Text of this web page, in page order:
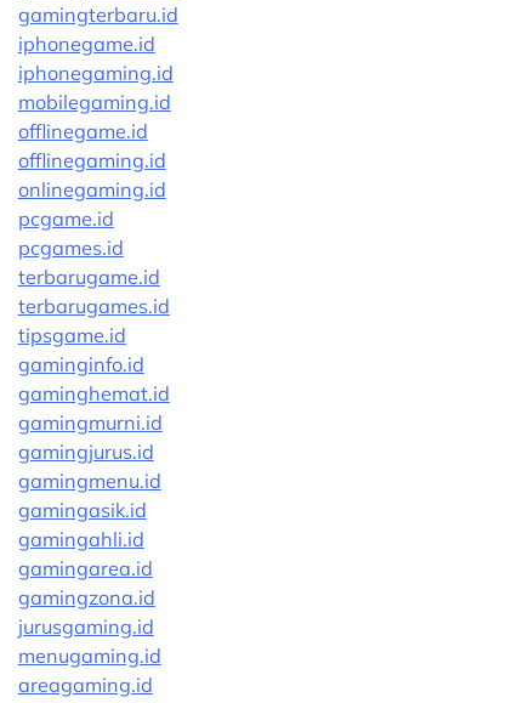
gamingterbaru.id
iphonegame.id
iphonegaming.id
mobilegaming.id
offlinegame.id
offlinegaming.id
onlinegaming.id
pcgame.id
pcgames.id
terbarugame.id
terbarugames.id
tipsgame.id
gaminginfo.id
gaminghemat.id
gamingmurni.id
gamingjurus.id
gamingmenu.id
gamingasik.id
gamingahli.id
gamingarea.id
gamingzona.id
jurusgaming.id
menugaming.id
areagaming.id